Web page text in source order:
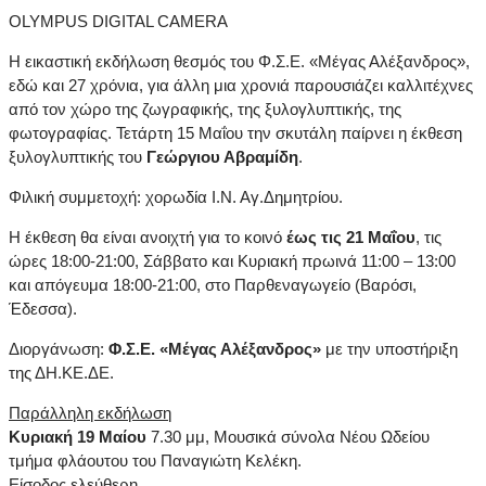
OLYMPUS DIGITAL CAMERA
Η εικαστική εκδήλωση θεσμός του Φ.Σ.Ε. «Μέγας Αλέξανδρος»,
εδώ και 27 χρόνια, για άλλη μια χρονιά παρουσιάζει καλλιτέχνες
από τον χώρο της ζωγραφικής, της ξυλογλυπτικής, της
φωτογραφίας. Τετάρτη 15 Μαΐου την σκυτάλη παίρνει η έκθεση
ξυλογλυπτικής του Γεώργιου Αβραμίδη.
Φιλική συμμετοχή: χορωδία Ι.Ν. Αγ.Δημητρίου.
Η έκθεση θα είναι ανοιχτή για το κοινό έως τις 21 Μαΐου, τις
ώρες 18:00-21:00, Σάββατο και Κυριακή πρωινά 11:00 – 13:00
και απόγευμα 18:00-21:00, στο Παρθεναγωγείο (Βαρόσι,
Έδεσσα).
Διοργάνωση: Φ.Σ.Ε. «Μέγας Αλέξανδρος» με την υποστήριξη
της ΔΗ.ΚΕ.ΔΕ.
Παράλληλη εκδήλωση
Κυριακή 19 Μαίου 7.30 μμ, Μουσικά σύνολα Νέου Ωδείου
τμήμα φλάουτου του Παναγιώτη Κελέκη.